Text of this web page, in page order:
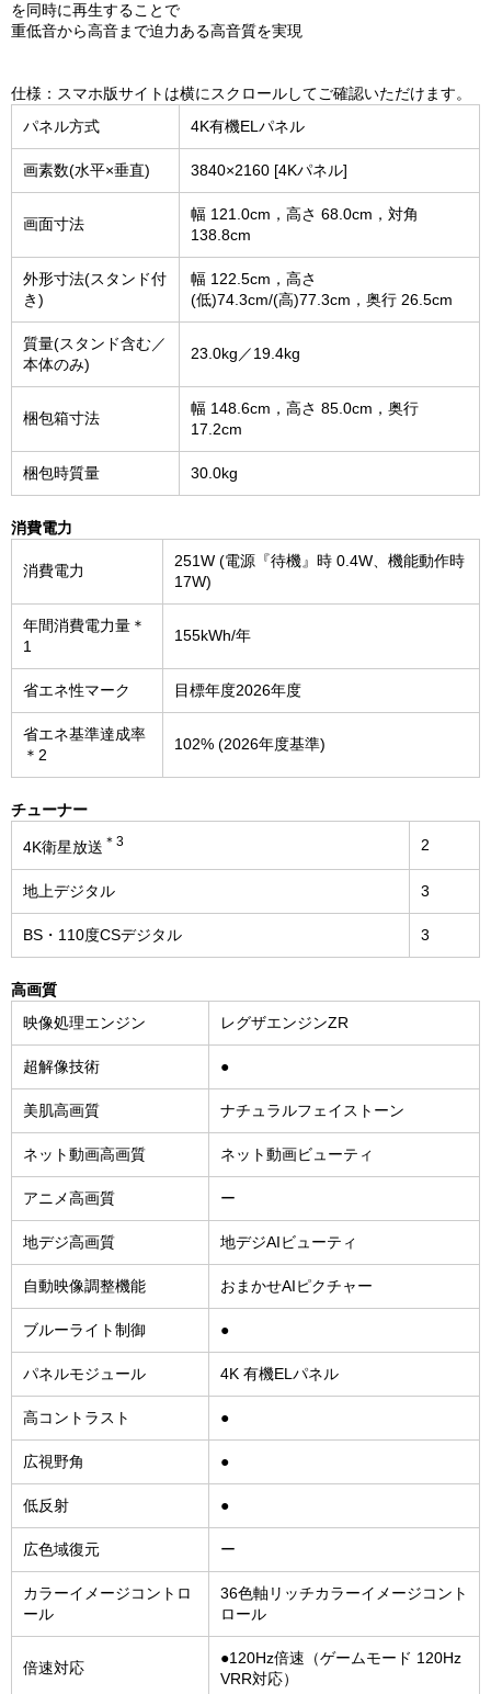
を同時に再生することで
重低音から高音まで迫力ある高音質を実現
仕様：スマホ版サイトは横にスクロールしてご確認いただけます。
パネル方式
4K有機ELパネル
画素数(水平×垂直) 3840×2160 [4Kパネル]
画面寸法
幅 121.0cm，高さ 68.0cm，対角
138.8cm
外形寸法(スタンド付
き)
幅 122.5cm，高さ
(低)74.3cm/(高)77.3cm，奥行 26.5cm
質量(スタンド含む／
本体のみ)
23.0kg／19.4kg
梱包箱寸法
幅 148.6cm，高さ 85.0cm，奥行
17.2cm
梱包時質量 30.0kg
消費電力
消費電力
251W (電源『待機』時 0.4W、機能動作時
17W)
年間消費電力量＊
1
155kWh/年
省エネ性マーク 目標年度2026年度
省エネ基準達成率
＊2
102% (2026年度基準)
チューナー
4K衛星放送 ＊3 2
地上デジタル 3
BS・110度CSデジタル 3
高画質
映像処理エンジン
レグザエンジンZR
超解像技術 ●
美肌高画質 ナチュラルフェイストーン
ネット動画高画質 ネット動画ビューティ
アニメ高画質 ー
地デジ高画質 地デジAIビューティ
自動映像調整機能 おまかせAIピクチャー
ブルーライト制御 ●
パネルモジュール 4K 有機ELパネル
高コントラスト ●
広視野角 ●
低反射 ●
広色域復元 ー
カラーイメージコントロ
ール
36色軸リッチカラーイメージコント
ロール
倍速対応
●120Hz倍速（ゲームモード 120Hz
VRR対応）